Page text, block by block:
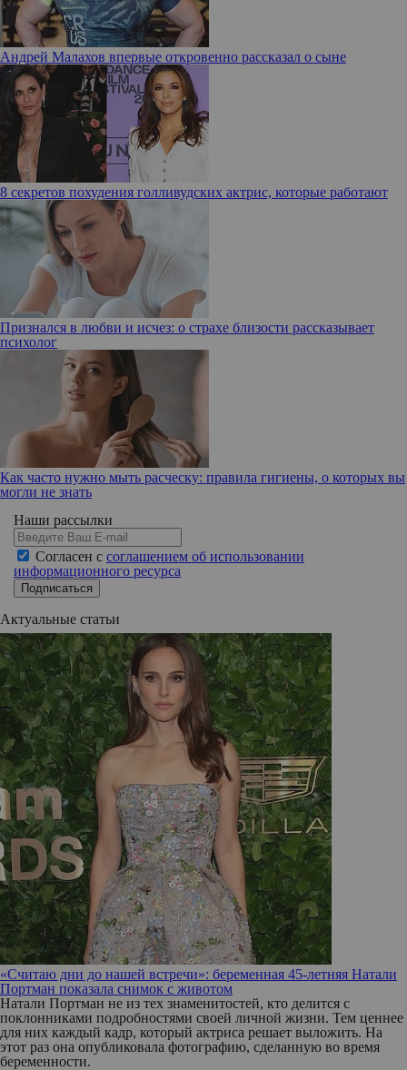
Андрей Малахов впервые откровенно рассказал о сыне
8 секретов похудения голливудских актрис, которые работают
Признался в любви и исчез: о страхе близости рассказывает
психолог
Как часто нужно мыть расческу: правила гигиены, о которых вы
могли не знать
Наши рассылки
Согласен с соглашением об использовании
информационного ресурса
Подписаться
Актуальные статьи
«Считаю дни до нашей встречи»: беременная 45-летняя Натали
Портман показала снимок с животом
Натали Портман не из тех знаменитостей, кто делится с
поклонниками подробностями своей личной жизни. Тем ценнее
для них каждый кадр, который актриса решает выложить. На
этот раз она опубликовала фотографию, сделанную во время
беременности.